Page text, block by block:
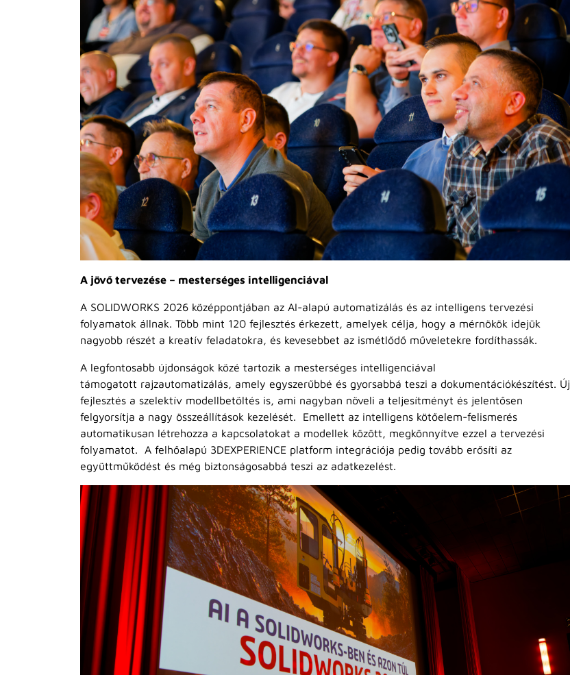
A jövő tervezése – mesterséges intelligenciával
A SOLIDWORKS 2026 középpontjában az AI-alapú automatizálás és az intelligens tervezési
folyamatok állnak. Több mint 120 fejlesztés érkezett, amelyek célja, hogy a mérnökök idejük
nagyobb részét a kreatív feladatokra, és kevesebbet az ismétlődő műveletekre fordíthassák.
A legfontosabb újdonságok közé tartozik a mesterséges intelligenciával
támogatott rajzautomatizálás, amely egyszerűbbé és gyorsabbá teszi a dokumentációkészítést. Új
fejlesztés a szelektív modellbetöltés is, ami nagyban növeli a teljesítményt és jelentősen
felgyorsítja a nagy összeállítások kezelését. Emellett az intelligens kötőelem-felismerés
automatikusan létrehozza a kapcsolatokat a modellek között, megkönnyítve ezzel a tervezési
folyamatot. A felhőalapú 3DEXPERIENCE platform integrációja pedig tovább erősíti az
együttműködést és még biztonságosabbá teszi az adatkezelést.